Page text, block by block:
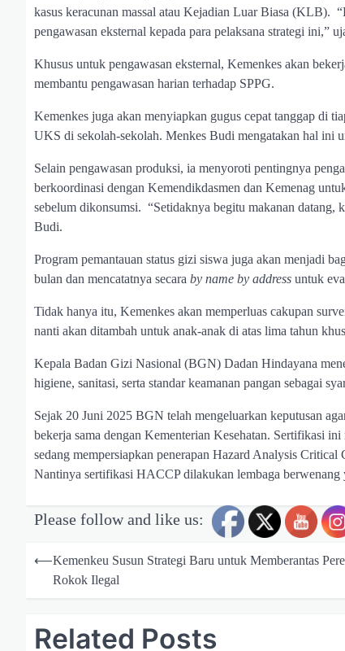
kasus keracunan massal atau Kejadian Luar Biasa (KLB).
pengawasan eksternal kepada para pelaksana strategi ini,”
Khusus untuk pengawasan eksternal, Kemenkes akan
membantu pengawasan harian terhadap SPPG.
Kemenkes juga akan menyiapkan gugus cepat tanggap di
UKS di sekolah-sekolah. Menkes Budi mengatakan hal ini
Selain pengawasan produksi, ia menyoroti pentingnya
berkoordinasi dengan Kemendikdasmen dan Kemenag
sebelum dikonsumsi. “Setidaknya begitu makanan datang,
Budi.
Program pemantauan status gizi siswa juga akan menjadi
bulan dan mencatatnya secara by name by address untuk
Tidak hanya itu, Kemenkes akan memperluas cakupan
nanti akan ditambah untuk anak-anak di atas lima tahun
Kepala Badan Gizi Nasional (BGN) Dadan Hindayana
higiene, sanitasi, serta standar keamanan pangan sebagai
Sejak 20 Juni 2025 BGN telah mengeluarkan keputusan
bekerja sama dengan Kementerian Kesehatan. Sertifikasi
sedang mempersiapkan penerapan Hazard Analysis
Nantinya sertifikasi HACCP dilakukan lembaga
Please follow and like us:
⟵Kemenkeu Susun Strategi Baru untuk Memberantas
Rokok Ilegal
Related Posts